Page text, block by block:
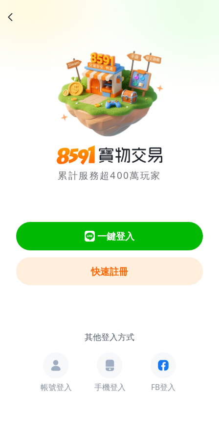
累計服務超400萬玩家
一鍵登入
快速註冊
其他登入方式
帳號登入 手機登入 FB登入